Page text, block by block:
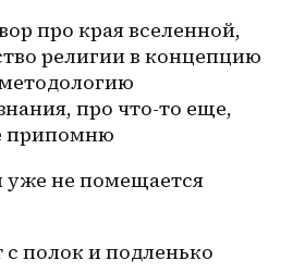
про края вселенной,
религии в концепцию
про что-то еще,
припомню
не помещается
полок и подленько